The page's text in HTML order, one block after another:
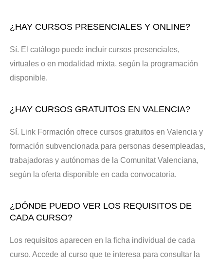
¿HAY CURSOS PRESENCIALES Y ONLINE?
Sí. El catálogo puede incluir cursos presenciales,
virtuales o en modalidad mixta, según la programación
disponible.
¿HAY CURSOS GRATUITOS EN VALENCIA?
Sí. Link Formación ofrece cursos gratuitos en Valencia y
formación subvencionada para personas desempleadas,
trabajadoras y autónomas de la Comunitat Valenciana,
según la oferta disponible en cada convocatoria.
¿DÓNDE PUEDO VER LOS REQUISITOS DE
CADA CURSO?
Los requisitos aparecen en la ficha individual de cada
curso. Accede al curso que te interesa para consultar la